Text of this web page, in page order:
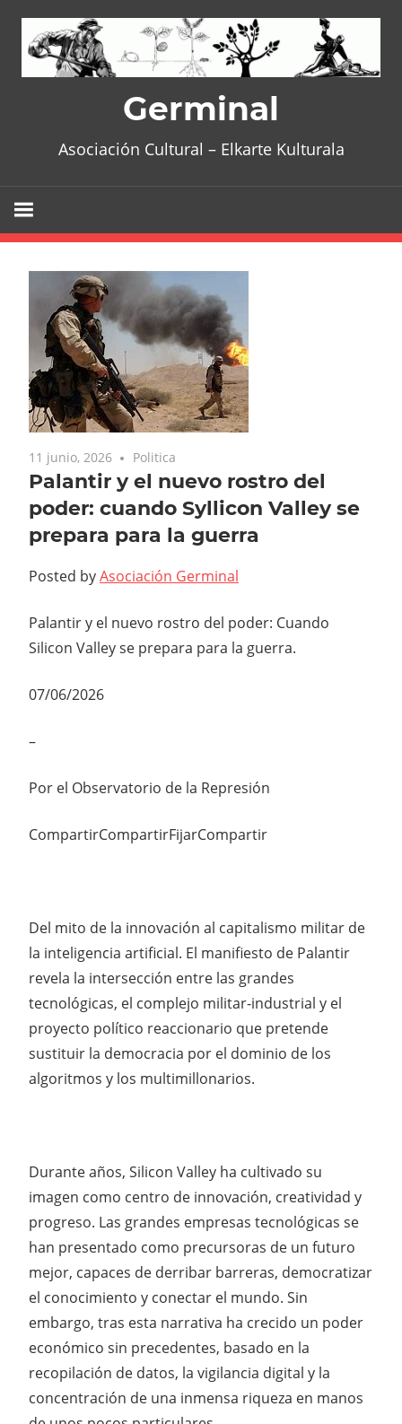
content
Germinal
Asociación Cultural – Elkarte Kulturala
11 junio, 2026 Politica
Palantir y el nuevo rostro del
poder: cuando Syllicon Valley se
prepara para la guerra
Posted byAsociación Germinal
Palantir y el nuevo rostro del poder: Cuando
Silicon Valley se prepara para la guerra.
07/06/2026
–
Por el Observatorio de la Represión
CompartirCompartirFijarCompartir
Del mito de la innovación al capitalismo militar de
la inteligencia artificial. El manifiesto de Palantir
revela la intersección entre las grandes
tecnológicas, el complejo militar-industrial y el
proyecto político reaccionario que pretende
sustituir la democracia por el dominio de los
algoritmos y los multimillonarios.
Durante años, Silicon Valley ha cultivado su
imagen como centro de innovación, creatividad y
progreso. Las grandes empresas tecnológicas se
han presentado como precursoras de un futuro
mejor, capaces de derribar barreras, democratizar
el conocimiento y conectar el mundo. Sin
embargo, tras esta narrativa ha crecido un poder
económico sin precedentes, basado en la
recopilación de datos, la vigilancia digital y la
concentración de una inmensa riqueza en manos